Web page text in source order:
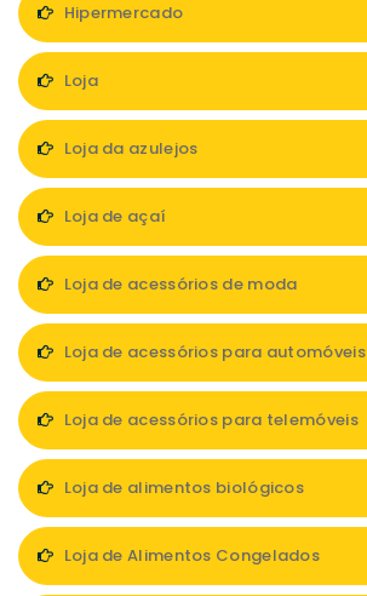
Hipermercado
Loja
Loja da azulejos
Loja de açaí
Loja de acessórios de moda
Loja de acessórios para automóveis
Loja de acessórios para telemóveis
Loja de alimentos biológicos
Loja de Alimentos Congelados